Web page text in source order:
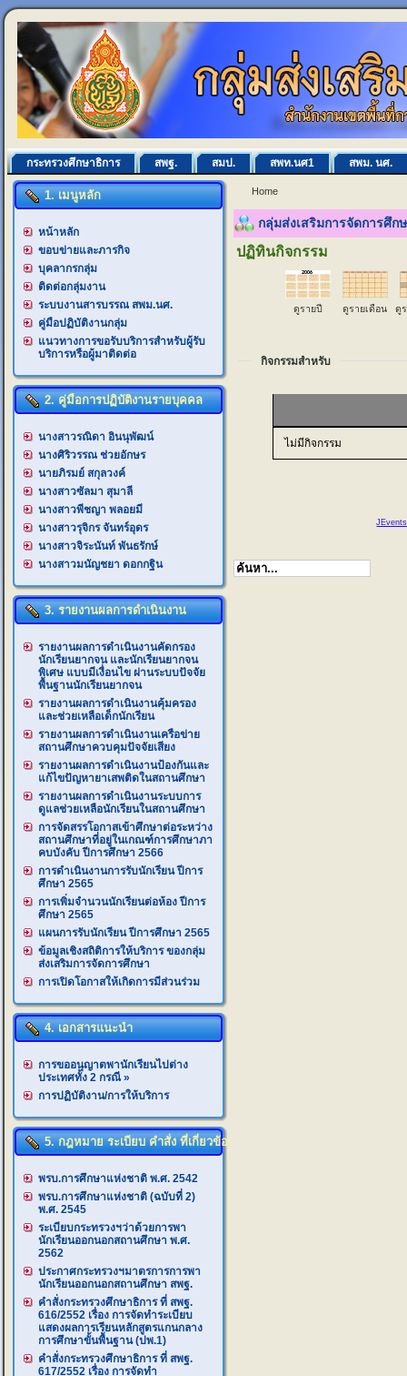
กระทรวงศึกษาธิการ สพฐ. สมป. สพท.นศ1 สพม. นศ.
1. เมนูหลัก
หน้าหลัก
ขอบข่ายและภารกิจ
บุคลากรกลุ่ม
ติดต่อกลุ่มงาน
ระบบงานสารบรรณ สพม.นศ.
คู่มือปฏิบัติงานกลุ่ม
แนวทางการขอรับบริการสำหรับผู้รับ
บริการหรือผู้มาติดต่อ
2. คู่มือการปฏิบัติงานรายบุคคล
นางสาวรณิดา อินนุพัฒน์
นางศิริวรรณ ช่วยอักษร
นายภิรมย์ สกุลวงค์
นางสาวซัลมา สุมาลี
นางสาวพีชญา พลอยมี
นางสาวรุจิกร จันทร์อุดร
นางสาวจิระนันท์ พันธรักษ์
นางสาวมนัญชยา ดอกกฐิน
3. รายงานผลการดำเนินงาน
รายงานผลการดำเนินงานคัดกรอง
นักเรียนยากจน และนักเรียนยากจน
พิเศษ แบบมีเงื่อนไข ผ่านระบบปัจจัย
พื้นฐานนักเรียนยากจน
รายงานผลการดำเนินงานคุ้มครอง
และช่วยเหลือเด็กนักเรียน
รายงานผลการดำเนินงานเครือข่าย
สถานศึกษาควบคุมปัจจัยเสียง
รายงานผลการดำเนินงานป้องกันและ
แก้ไขปัญหายาเสพติดในสถานศึกษา
รายงานผลการดำเนินงานระบบการ
ดูแลช่วยเหลือนักเรียนในสถานศึกษา
การจัดสรรโอกาสเข้าศึกษาต่อระหว่าง
สถานศึกษาที่อยู่ในเกณฑ์การศึกษาภา
คบบังคับ ปีการศึกษา 2566
การดำเนินงานการรับนักเรียน ปีการ
ศึกษา 2565
การเพิ่มจำนวนนักเรียนต่อห้อง ปีการ
ศึกษา 2565
แผนการรับนักเรียน ปีการศึกษา 2565
ข้อมูลเชิงสถิติการให้บริการ ของกลุ่ม
ส่งเสริมการจัดการศึกษา
การเปิดโอกาสให้เกิดการมีส่วนร่วม
4. เอกสารแนะนำ
การขออนุญาตพานักเรียนไปต่าง
ประเทศทั้ง 2 กรณี »
การปฏิบัติงาน/การให้บริการ
5. กฎหมาย ระเบียบ คำสั่ง ที่เกี่ยวข้อง
พรบ.การศึกษาแห่งชาติ พ.ศ. 2542
พรบ.การศึกษาแห่งชาติ (ฉบับที่ 2)
พ.ศ. 2545
ระเบียบกระทรวงฯว่าด้วยการพา
นักเรียนออกนอกสถานศึกษา พ.ศ.
2562
ประกาศกระทรวงฯมาตรการการพา
นักเรียนออกนอกสถานศึกษา สพฐ.
คำสั่งกระทรวงศึกษาธิการ ที่ สพฐ.
616/2552 เรื่อง การจัดทำระเบียบ
แสดงผลการเรียนหลักสูตรแกนกลาง
การศึกษาขั้นพื้นฐาน (ปพ.1)
คำสั่งกระทรวงศึกษาธิการ ที่ สพฐ.
617/2552 เรื่อง การจัดทำ
Home
กลุ่มส่งเสริมการจัดการศึก
ปฏิทินกิจกรรม
ดูรายปี ดูรายเดือน ดู
กิจกรรมสำหรับ
ไม่มีกิจกรรม